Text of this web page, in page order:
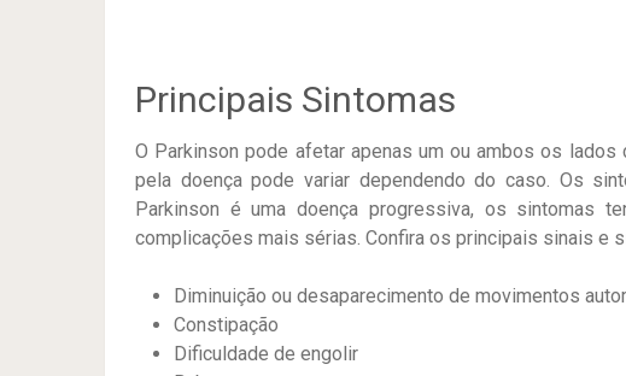
Principais Sintomas
O Parkinson pode afetar apenas um ou ambos os
pela doença pode variar dependendo do caso. Os
Parkinson é uma doença progressiva, os sintomas
complicações mais sérias. Confira os principais sinais e
Diminuição ou desaparecimento de movimentos
Constipação
Dificuldade de engolir